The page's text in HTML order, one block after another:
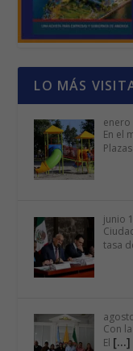
LO MÁS
enero
En el
junio
tasa
Con
El […]